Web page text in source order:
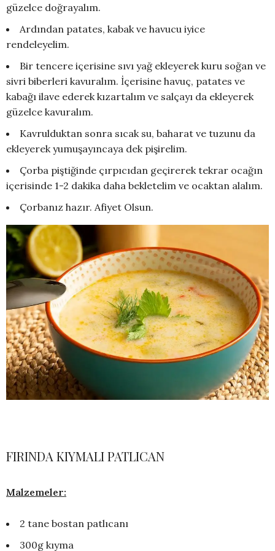
güzelce doğrayalım.
Ardından patates, kabak ve havucu iyice
rendeleyelim.
Bir tencere içerisine sıvı yağ ekleyerek kuru soğan ve
sivri biberleri kavuralım. İçerisine havuç, patates ve
kabağı ilave ederek kızartalım ve salçayı da ekleyerek
güzelce kavuralım.
Kavrulduktan sonra sıcak su, baharat ve tuzunu da
ekleyerek yumuşayıncaya dek pişirelim.
Çorba piştiğinde çırpıcıdan geçirerek tekrar ocağın
içerisinde 1-2 dakika daha bekletelim ve ocaktan alalım.
Çorbanız hazır. Afiyet Olsun.
FIRINDA KIYMALI PATLICAN
Malzemeler:
2 tane bostan patlıcanı
300g kıyma